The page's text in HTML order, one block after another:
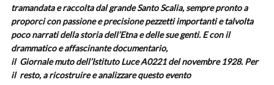
tramandata e raccolta dal grande Santo Scalia, sempre pronto a
proporci con passione e precisione pezzetti importanti e talvolta
poco narrati della storia dell’Etna e delle sue genti. E con il
drammatico e affascinante documentario,
il Giornale muto dell’Istituto Luce A0221 del novembre 1928. Per
il resto, a ricostruire e analizzare questo evento